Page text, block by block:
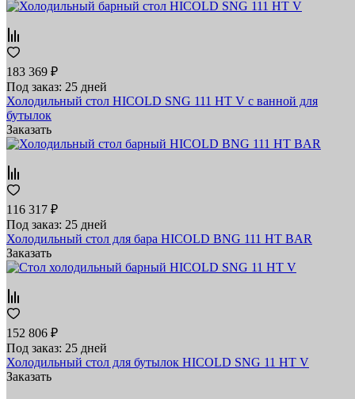
183 369 ₽
Под заказ: 25 дней
Холодильный стол HICOLD SNG 111 HT V с ванной для
бутылок
Заказать
116 317 ₽
Под заказ: 25 дней
Холодильный стол для бара HICOLD BNG 111 HT BAR
Заказать
152 806 ₽
Под заказ: 25 дней
Холодильный стол для бутылок HICOLD SNG 11 HT V
Заказать